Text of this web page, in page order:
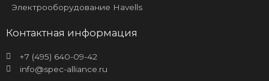
Электрооборудование Havells
Контактная информация
+7 (495) 640-09-42
info@spec-alliance.ru